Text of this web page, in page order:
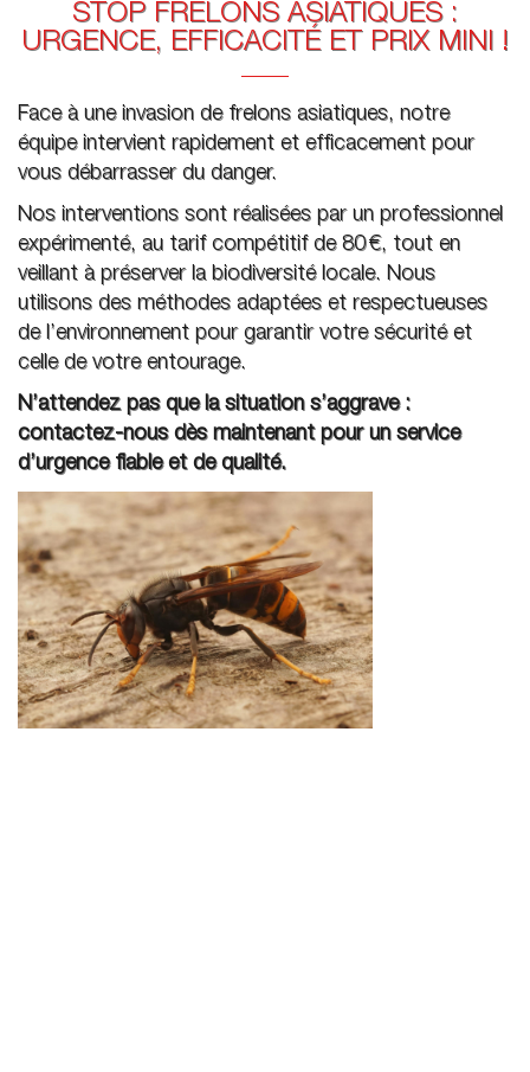
STOP FRELONS ASIATIQUES :
URGENCE, EFFICACITÉ ET PRIX MINI !
Face à une invasion de frelons asiatiques, notre
équipe intervient rapidement et efficacement pour
vous débarrasser du danger.
Nos interventions sont réalisées par un professionnel
expérimenté, au tarif compétitif de 80 €, tout en
veillant à préserver la biodiversité locale. Nous
utilisons des méthodes adaptées et respectueuses
de l’environnement pour garantir votre sécurité et
celle de votre entourage.
N’attendez pas que la situation s’aggrave :
contactez-nous dès maintenant pour un service
d’urgence fiable et de qualité.